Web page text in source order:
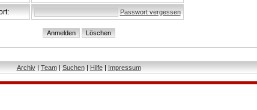
Passwort vergessen
Archiv| Team| Suchen| Hilfe| Impressum